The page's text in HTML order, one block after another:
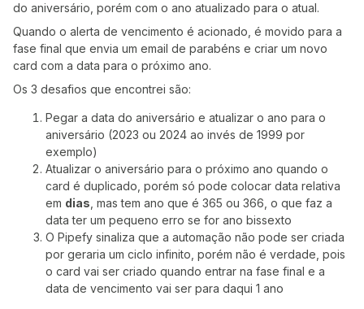
do aniversário, porém com o ano atualizado para o atual.
Quando o alerta de vencimento é acionado, é movido para a
fase final que envia um email de parabéns e criar um novo
card com a data para o próximo ano.
Os 3 desafios que encontrei são:
Pegar a data do aniversário e atualizar o ano para o
aniversário (2023 ou 2024 ao invés de 1999 por
exemplo)
Atualizar o aniversário para o próximo ano quando o
card é duplicado, porém só pode colocar data relativa
em dias , mas tem ano que é 365 ou 366, o que faz a
data ter um pequeno erro se for ano bissexto
O Pipefy sinaliza que a automação não pode ser criada
por geraria um ciclo infinito, porém não é verdade, pois
o card vai ser criado quando entrar na fase final e a
data de vencimento vai ser para daqui 1 ano